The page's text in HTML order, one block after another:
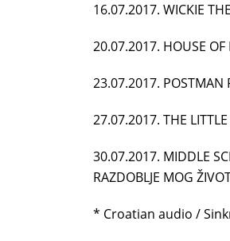
16.07.2017. WICKIE
20.07.2017. HOUSE
23.07.2017.
27.07.2017. THE
30.07.2017. MIDDLE
RAZDOBLJE MOG
* Croatian audio /